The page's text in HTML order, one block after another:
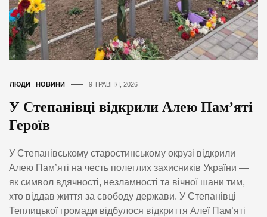
ЛЮДИ НОВИНИ 9 ТРАВНЯ, 2026
У Степанівці відкрили Алею Пам’яті
Героїв
У Степанівському старостинському окрузі відкрили
Алею Пам’яті на честь полеглих захисників України —
як символ вдячності, незламності та вічної шани тим,
хто віддав життя за свободу держави. У Степанівці
Теплицької громади відбулося відкриття Алеї Пам’яті